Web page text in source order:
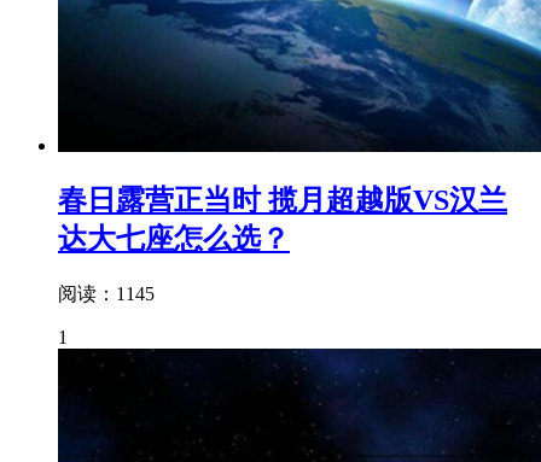
春日露营正当时 揽月超越版VS汉兰
达大七座怎么选？
阅读：1145
1